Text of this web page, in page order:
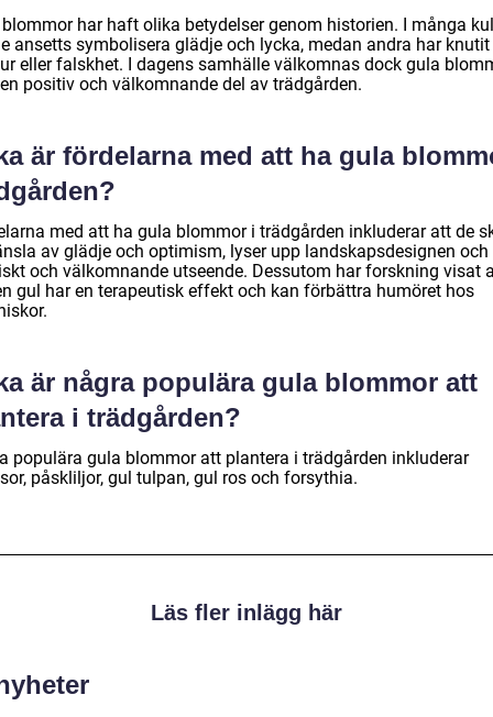
har haft olika betydelser genom historien. I många
ansetts symbolisera glädje och lycka, medan andra har
eller falskhet. I dagens samhälle välkomnas dock gula
positiv och välkomnande del av trädgården.
är fördelarna med att ha gula
med att ha gula blommor i trädgården inkluderar att de
av glädje och optimism, lyser upp landskapsdesignen och
och välkomnande utseende. Dessutom har forskning visat
gul har en terapeutisk effekt och kan förbättra humöret hos
är några populära gula blommor att
i trädgården?
populära gula blommor att plantera i trädgården inkluderar
påskliljor, gul tulpan, gul ros och forsythia.
Läs fler inlägg här